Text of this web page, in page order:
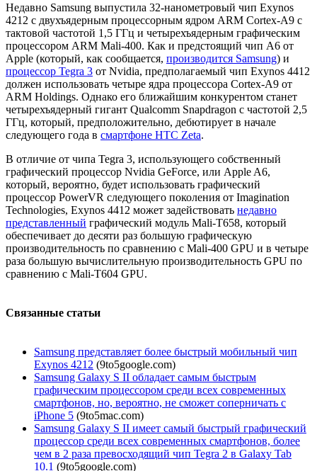
Недавно Samsung выпустила 32-нанометровый чип Exynos
4212 с двухъядерным процессорным ядром ARM Cortex-A9 с
тактовой частотой 1,5 ГГц и четырехъядерным графическим
процессором ARM Mali-400. Как и предстоящий чип A6 от
Apple (который, как сообщается, производится Samsung) и
процессор Tegra 3 от Nvidia, предполагаемый чип Exynos 4412
должен использовать четыре ядра процессора Cortex-A9 от
ARM Holdings. Однако его ближайшим конкурентом станет
четырехъядерный гигант Qualcomm Snapdragon с частотой 2,5
ГГц, который, предположительно, дебютирует в начале
следующего года в смартфоне HTC Zeta.
В отличие от чипа Tegra 3, использующего собственный
графический процессор Nvidia GeForce, или Apple A6,
который, вероятно, будет использовать графический
процессор PowerVR следующего поколения от Imagination
Technologies, Exynos 4412 может задействовать недавно
представленный графический модуль Mali-T658, который
обеспечивает до десяти раз большую графическую
производительность по сравнению с Mali-400 GPU и в четыре
раза большую вычислительную производительность GPU по
сравнению с Mali-T604 GPU.
Связанные статьи
Samsung представляет более быстрый мобильный чип
Exynos 4212 (9to5google.com)
Samsung Galaxy S II обладает самым быстрым
графическим процессором среди всех современных
смартфонов, но, вероятно, не сможет соперничать с
iPhone 5 (9to5mac.com)
Samsung Galaxy S II имеет самый быстрый графический
процессор среди всех современных смартфонов, более
чем в 2 раза превосходящий чип Tegra 2 в Galaxy Tab
10.1 (9to5google.com)